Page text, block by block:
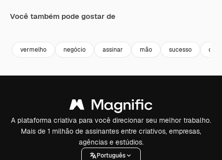
Você também pode gostar de
vermelho negócio assinar mão sucesso
A plataforma criativa para você direcionar seu melhor trabalho.
Mais de 1 milhão de assinantes entre criativos, empresas,
agências e estúdios.
Português